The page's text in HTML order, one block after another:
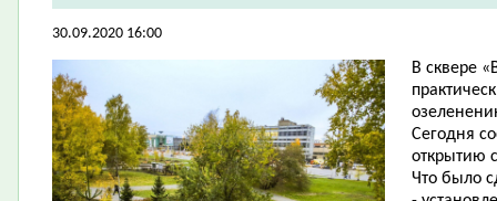
30.09.2020 16:00
В сквере
Сегодня
открытию
Что было